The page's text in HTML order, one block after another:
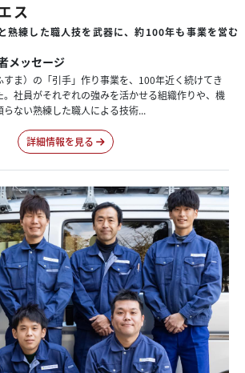
ス
熟練した職人技を武器に、約100年も事業を営む
メッセージ
すま）の「引手」作り事業を、100年近く続けてき
。社員がそれぞれの強みを活かせる組織作りや、機
らない熟練した職人による技術...
詳細情報を見る